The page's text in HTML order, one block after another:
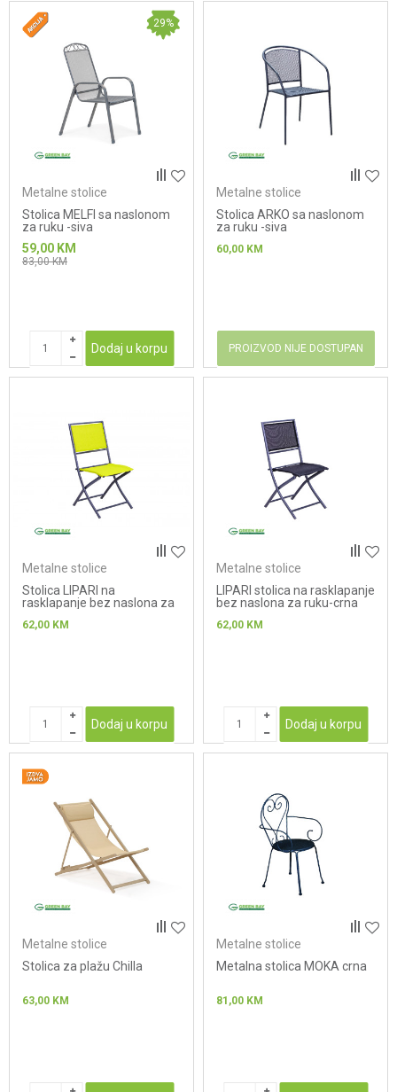
29%
Metalne stolice
Stolica MELFI sa naslonom
za ruku -siva
59,00 KM
83,00KM
Dodaj u korpu
Metalne stolice
Stolica ARKO sa naslonom
za ruku -siva
60,00 KM
PROIZVOD NIJE DOSTUPAN
Metalne stolice
Stolica LIPARI na
rasklapanje bez naslona za
62,00 KM
Dodaj u korpu
Metalne stolice
LIPARI stolica na rasklapanje
bez naslona za ruku-crna
62,00 KM
Dodaj u korpu
Metalne stolice
Stolica za plažu Chilla
63,00 KM
Metalne stolice
Metalna stolica MOKA crna
81,00 KM